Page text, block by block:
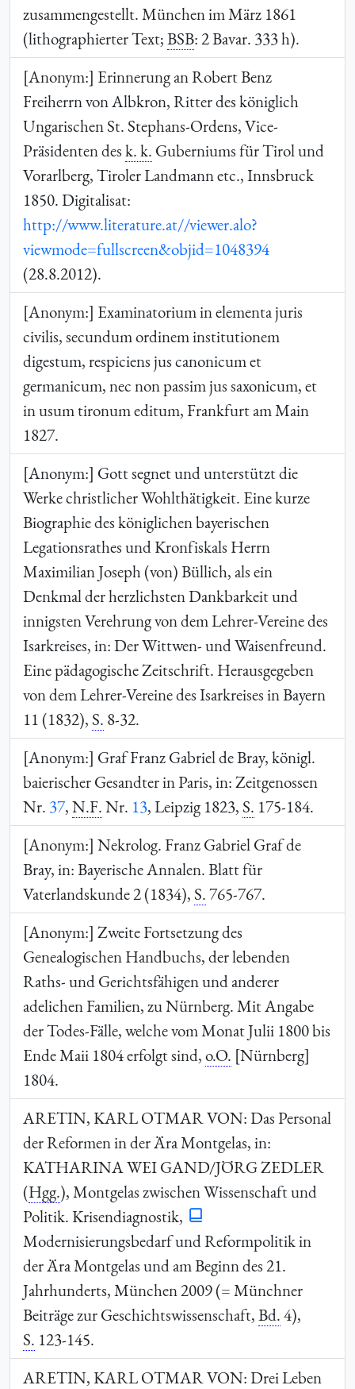
zusammengestellt. München im März 1861
(lithographierter Text;BSB: 2 Bavar. 333 h).
[Anonym:] Erinnerung an Robert Benz
Freiherrn von Albkron, Ritter des königlich
Ungarischen St. Stephans-Ordens, Vice-
Präsidenten desk. k. Guberniums für Tirol und
Vorarlberg, Tiroler Landmann etc., Innsbruck
1850. Digitalisat:
http://www.literature.at//viewer.alo?
viewmode=fullscreen&objid=1048394
(28.8.2012).
[Anonym:] Examinatorium in elementa juris
civilis, secundum ordinem institutionem
digestum, respiciens jus canonicum et
germanicum, nec non passim jus saxonicum, et
in usum tironum editum, Frankfurt am Main
1827.
[Anonym:] Gott segnet und unterstützt die
Werke christlicher Wohlthätigkeit. Eine kurze
Biographie des königlichen bayerischen
Legationsrathes und Kronfiskals Herrn
Maximilian Joseph (von) Büllich, als ein
Denkmal der herzlichsten Dankbarkeit und
innigsten Verehrung von dem Lehrer-Vereine des
Isarkreises, in: Der Wittwen- und Waisenfreund.
Eine pädagogische Zeitschrift. Herausgegeben
von dem Lehrer-Vereine des Isarkreises in Bayern
11 (1832),S. 8-32.
[Anonym:] Graf Franz Gabriel de Bray, königl.
baierischer Gesandter in Paris, in: Zeitgenossen
Nr. 37,N.F.Nr. 13, Leipzig 1823,S. 175-184.
[Anonym:] Nekrolog. Franz Gabriel Graf de
Bray, in: Bayerische Annalen. Blatt für
Vaterlandskunde 2 (1834),S.765-767.
[Anonym:] Zweite Fortsetzung des
Genealogischen Handbuchs, der lebenden
Raths- und Gerichtsfähigen und anderer
adelichen Familien, zu Nürnberg. Mit Angabe
der Todes-Fälle, welche vom Monat Julii 1800 bis
Ende Maii 1804 erfolgt sind,o.O. [Nürnberg]
1804.
ARETIN, KARL OTMAR VON: Das Personal
der Reformen in der Ära Montgelas, in:
KATHARINA WEIGAND/JÖRG ZEDLER
(Hgg.), Montgelas zwischen Wissenschaft und
Politik. Krisendiagnostik,
Modernisierungsbedarf und Reformpolitik in
der Ära Montgelas und am Beginn des 21.
Jahrhunderts, München 2009 (= Münchner
Beiträge zur Geschichtswissenschaft,Bd.4),
S. 123-145.
ARETIN, KARL OTMAR VON: Drei Leben